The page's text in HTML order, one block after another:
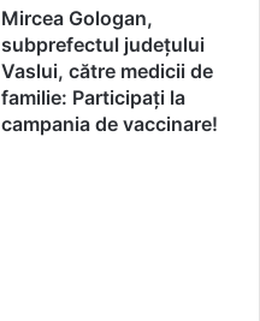
Mircea Gologan,
subprefectul județului
Vaslui, către medicii de
familie: Participați la
campania de vaccinare!